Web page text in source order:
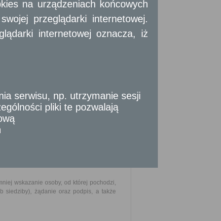
dniu jego wydania.
ha przeliczeniowego;
wskazanie osoby, od której pochodzi,
siedziby), żądanie oraz podpis, a także
na urządzeniach końcowych
przeglądarki internetowej.
internetowej oznacza, iż
serwisu, np. utrzymanie sesji
pliki te pozwalają